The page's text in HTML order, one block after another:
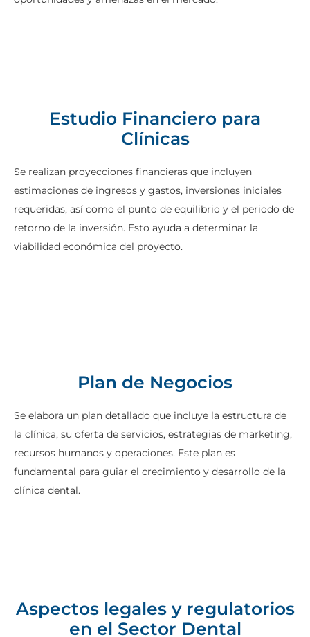
Estudio Financiero para
Clínicas
Se realizan proyecciones financieras que incluyen
estimaciones de ingresos y gastos, inversiones iniciales
requeridas, así como el punto de equilibrio y el periodo de
retorno de la inversión. Esto ayuda a determinar la
viabilidad económica del proyecto.
Plan de Negocios
Se elabora un plan detallado que incluye la estructura de
la clínica, su oferta de servicios, estrategias de marketing,
recursos humanos y operaciones. Este plan es
fundamental para guiar el crecimiento y desarrollo de la
clínica dental.
Aspectos legales y regulatorios
en el Sector Dental